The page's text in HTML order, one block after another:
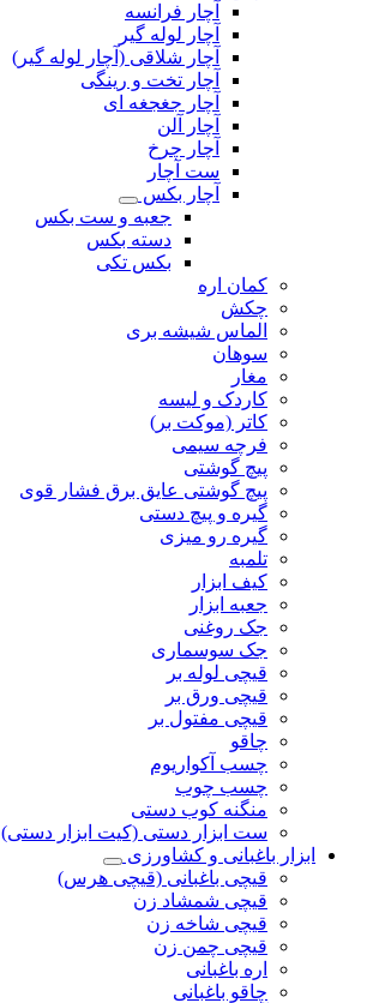
آچار فرانسه
آچار لوله گیر
آچار شلاقی (آچار لوله گیر)
آچار تخت و رینگی
آچار جغجغه ای
آچار آلن
آچار چرخ
ست آچار
آچار بکس
جعبه و ست بکس
دسته بکس
بکس تکی
کمان اره
چکش
الماس شیشه بری
سوهان
مغار
کاردک و لیسه
کاتر (موکت بر)
فرچه سیمی
پیچ‌ گوشتی
پیچ گوشتی عایق برق فشار قوی
گیره و پیچ دستی
گیره رو میزی
تلمبه
کیف ابزار
جعبه ابزار
جک روغنی
جک سوسماری
قیچی لوله بر
قیچی ورق بر
قیچی مفتول بر
چاقو
چسب آکواریوم
چسب چوب
منگنه کوب دستی
ست ابزار دستی (کیت ابزار دستی)
ابزار باغبانی و کشاورزی
قیچی باغبانی (قیچی هرس)
قیچی شمشاد زن
قیچی شاخه زن
قیچی چمن زن
اره باغبانی
چاقو باغبانی